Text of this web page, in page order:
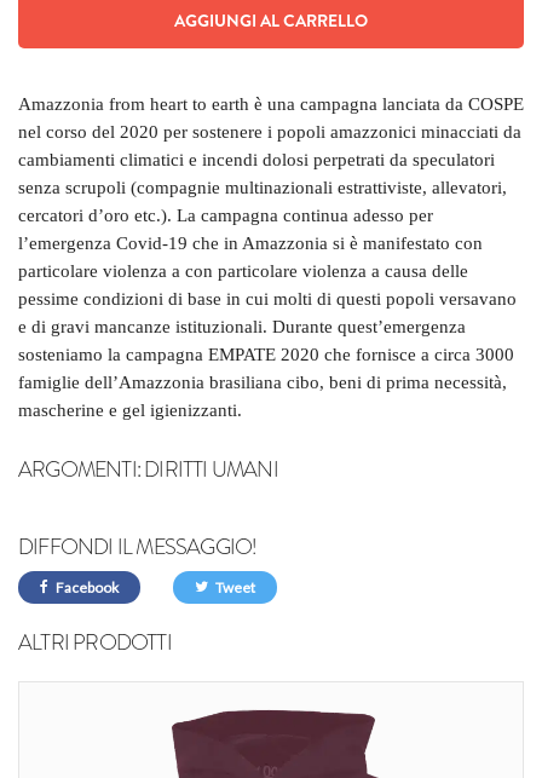
AGGIUNGI AL CARRELLO
Amazzonia from heart to earth è una campagna lanciata da COSPE
nel corso del 2020 per sostenere i popoli amazzonici minacciati da
cambiamenti climatici e incendi dolosi perpetrati da speculatori
senza scrupoli (compagnie multinazionali estrattiviste, allevatori,
cercatori d’oro etc.). La campagna continua adesso per
l’emergenza Covid-19 che in Amazzonia si è manifestato con
particolare violenza a con particolare violenza a causa delle
pessime condizioni di base in cui molti di questi popoli versavano
e di gravi mancanze istituzionali. Durante quest’emergenza
sosteniamo la campagna EMPATE 2020 che fornisce a circa 3000
famiglie dell’Amazzonia brasiliana cibo, beni di prima necessità,
mascherine e gel igienizzanti.
ARGOMENTI:DIRITTI UMANI
DIFFONDI IL MESSAGGIO!
Facebook Tweet
ALTRI PRODOTTI